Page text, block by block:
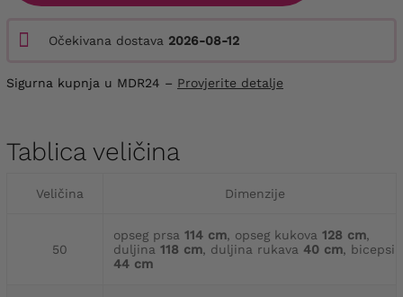
Očekivana dostava 2026-08-12
Sigurna kupnja u MDR24 – Provjerite detalje
Tablica veličina
Veličina Dimenzije
50
opseg prsa 114 cm, opseg kukova 128 cm,
duljina 118 cm, duljina rukava 40 cm, bicepsi
44 cm